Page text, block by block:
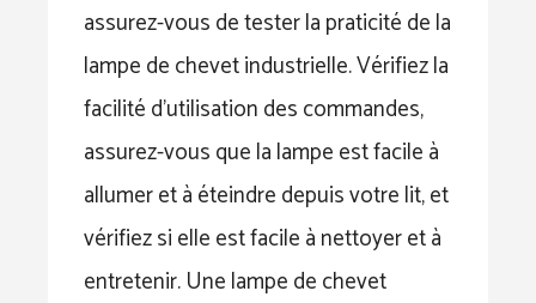
assurez-vous de tester la praticité de la
lampe de chevet industrielle. Vérifiez la
facilité d’utilisation des commandes,
assurez-vous que la lampe est facile à
allumer et à éteindre depuis votre lit, et
vérifiez si elle est facile à nettoyer et à
entretenir. Une lampe de chevet